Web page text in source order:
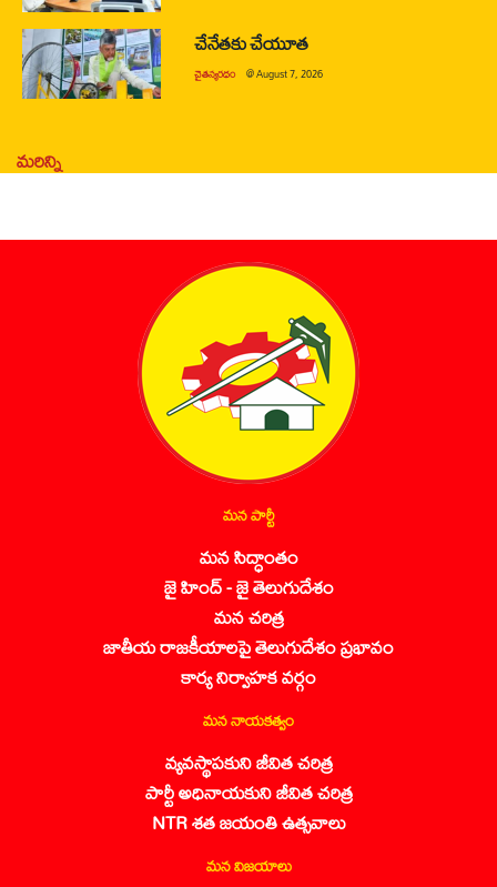
చేనేతకు చేయూత
చైతన్యరధం @August 7, 2026
మరిన్ని
మన పార్టీ
మన సిద్ధాంతం
జై హింద్ - జై తెలుగుదేశం
మన చరిత్ర
జాతీయ రాజకీయాలపై తెలుగుదేశం ప్రభావం
కార్య నిర్వాహక వర్గం
మన నాయకత్వం
వ్యవస్థాపకుని జీవిత చరిత్ర
పార్టీ అధినాయకుని జీవిత చరిత్ర
NTR శత జయంతి ఉత్సవాలు
మన విజయాలు